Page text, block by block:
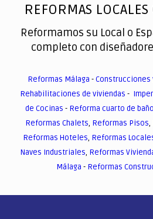
REFORMAS
Reformamos su Local o
completo con
Reformas Málaga -Construcciones
Rehabilitaciones de viviendas -
de Cocinas - Reforma cuarto de baño
Reformas Chalets, Reformas Pisos,
Reformas Hoteles, Reformas
Naves Industriales, Reformas
Málaga - Reformas